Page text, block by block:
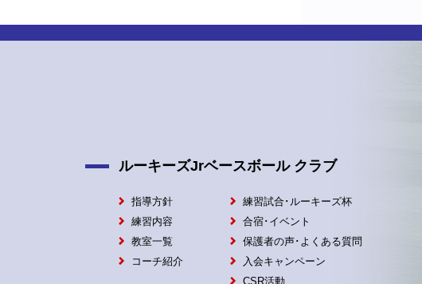
ルーキーズJrベースボール クラブ
指導方針
練習内容
教室一覧
コーチ紹介
練習試合･ルーキーズ杯
合宿･イベント
保護者の声･よくある質問
入会キャンペーン
CSR活動